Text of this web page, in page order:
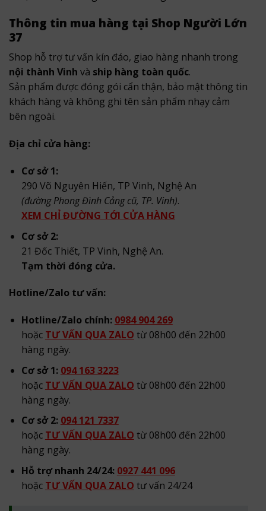
Thông tin mua hàng tại Shop Người Lớn
37
Shop hỗ trợ tư vấn kín đáo, giao hàng nhanh trong
nội thành Vinh và ship hàng toàn quốc.
Sản phẩm được đóng gói cẩn thận, bảo mật thông tin
khách hàng và không ghi tên sản phẩm nhạy cảm
bên ngoài.
Địa chỉ cửa hàng:
Cơ sở 1:
290 Võ Nguyên Hiến, TP Vinh, Nghệ An
(đường Phong Đình Cảng cũ, TP. Vinh).
XEM CHỈ ĐƯỜNG TỚI CỬA HÀNG
Cơ sở 2:
21 Đốc Thiết, TP Vinh, Nghệ An.
Tạm thời đóng cửa.
Hotline/Zalo tư vấn:
Hotline/Zalo chính: 0984 904 269
hoặc TƯ VẤN QUA ZALO từ 08h00 đến 22h00
hàng ngày.
Cơ sở 1: 094 163 3223
hoặc TƯ VẤN QUA ZALO từ 08h00 đến 22h00
hàng ngày.
Cơ sở 2: 094 121 7337
hoặc TƯ VẤN QUA ZALO từ 08h00 đến 22h00
hàng ngày.
Hỗ trợ nhanh 24/24: 0927 441 096
hoặc TƯ VẤN QUA ZALO tư vấn 24/24